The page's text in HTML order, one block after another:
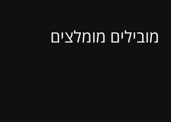
מובילים מומלצים